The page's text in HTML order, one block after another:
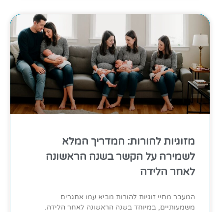
מזוגיות להורות: המדריך המלא
לשמירה על הקשר בשנה הראשונה
לאחר הלידה
המעבר מחיי זוגיות להורות מביא עמו אתגרים
משמעותיים, במיוחד בשנה הראשונה לאחר הלידה.